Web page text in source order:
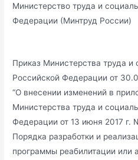
Министерство труда и
Федерации (Минтруд России)
Приказ Министерства труда
Российской Федерации от
“О внесении изменений в
Министерства труда и
Федерации от 13 июня 2017 г.
Порядка разработки и
программы реабилитации или